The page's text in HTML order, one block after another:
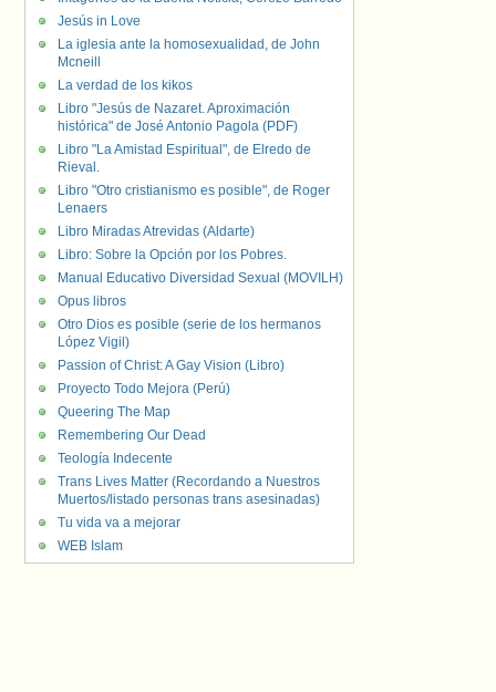
Jesús in Love
La iglesia ante la homosexualidad, de John
Mcneill
La verdad de los kikos
Libro "Jesús de Nazaret. Aproximación
histórica" de José Antonio Pagola (PDF)
Libro "La Amistad Espiritual", de Elredo de
Rieval.
Libro "Otro cristianismo es posible", de Roger
Lenaers
Libro Miradas Atrevidas (Aldarte)
Libro: Sobre la Opción por los Pobres.
Manual Educativo Diversidad Sexual (MOVILH)
Opus libros
Otro Dios es posible (serie de los hermanos
López Vigil)
Passion of Christ: A Gay Vision (Libro)
Proyecto Todo Mejora (Perú)
Queering The Map
Remembering Our Dead
Teología Indecente
Trans Lives Matter (Recordando a Nuestros
Muertos/listado personas trans asesinadas)
Tu vida va a mejorar
WEB Islam